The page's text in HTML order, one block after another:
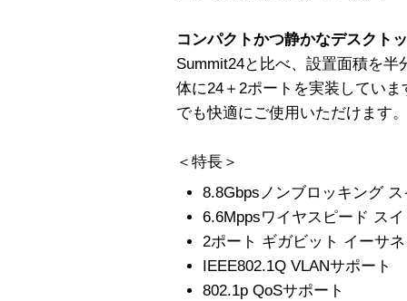
コンパクトかつ静かなデスクト
Summit24と比べ、設置面積を
体に24＋2ポートを実装してい
でも快適にご使用いただけます。
＜特長＞
8.8Gbpsノンブロッキング
6.6Mppsワイヤスピード ス
2ポート ギガビット イーサ
IEEE802.1Q VLANサポート
802.1p QoSサポート